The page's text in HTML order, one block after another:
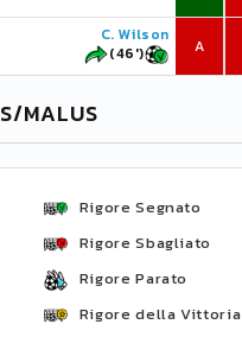
C. Wilson
(46')
A
MALUS
Rigore Segnato
Rigore Sbagliato
Rigore Parato
Rigore della Vittoria